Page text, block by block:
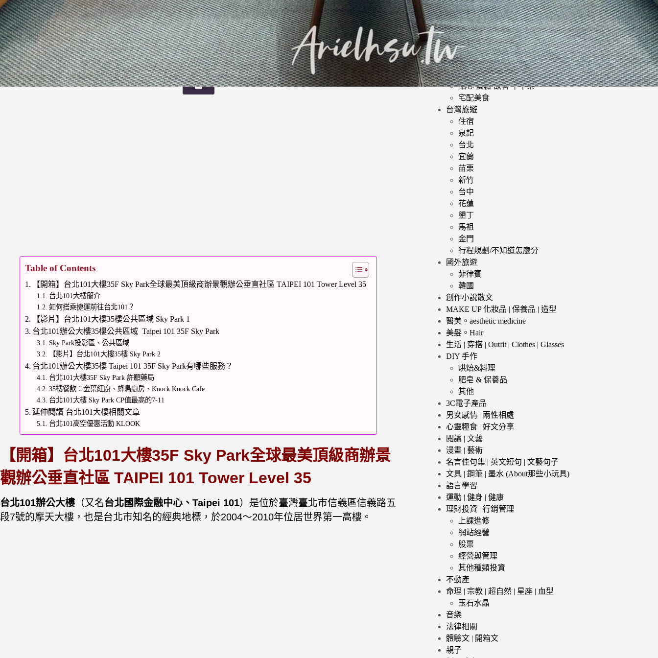
Table of Contents
【開箱】台北101大樓35F Sky Park全球最美頂級商辦景觀辦公垂直社區 TAIPEI 101 Tower Level 35
台北101大樓簡介
如何搭乘捷運前往台北101？
【影片】台北101大樓35樓公共區域 Sky Park 1
台北101辦公大樓35樓公共區域 Taipei 101 35F Sky Park
Sky Park投影區、公共區域
【影片】台北101大樓35樓 Sky Park 2
台北101辦公大樓35樓 Taipei 101 35F Sky Park有哪些服務？
台北101大樓35F Sky Park 許願藥局
35樓餐飲：金葉紅廚、蜂鳥廚房、Knock Knock Cafe
台北101大樓 Sky Park CP值最高的7-11
延伸閱讀 台北101大樓相關文章
台北101高空優惠活動 KLOOK
【開箱】台北101大樓35F Sky Park全球最美頂級商辦景
觀辦公垂直社區 TAIPEI 101 Tower Level 35
台北101辦公大樓 （又名台北國際金融中心、Taipei 101）是位於臺灣臺北市信義區信義路五
段7號的摩天大樓，也是台北市知名的經典地標，於2004～2010年位居世界第一高樓。
日式料理
韓式料理
歐美料理
小酌 | 餐酒館
其他異國料理
鍋類 | 火鍋 麻辣鍋 鴛鴦鍋
提供素食餐廳
點心 蛋糕 飲料 下午茶
宅配美食
台灣旅遊
住宿
泉記
台北
宜蘭
苗栗
新竹
台中
花蓮
墾丁
馬祖
金門
行程規劃/不知道怎麼分
國外旅遊
菲律賓
韓國
創作小說散文
MAKE UP 化妝品 | 保養品 | 造型
醫美。aesthetic medicine
美髮。Hair
生活 | 穿搭 | Outfit | Clothes | Glasses
DIY 手作
烘焙&料理
肥皂 & 保養品
其他
3C電子產品
男女感情 | 兩性相處
心靈糧食 | 好文分享
閱讀 | 文藝
漫畫 | 藝術
名言佳句集 | 英文短句 | 文藝句子
文具 | 鋼筆 | 墨水 (About那些小玩具)
語言學習
運動 | 健身 | 健康
理財投資 | 行銷管理
上課進修
網站經營
股票
經營與管理
其他種類投資
不動產
命理 | 宗教 | 超自然 | 星座 | 血型
玉石水晶
音樂
法律相關
體驗文 | 開箱文
親子